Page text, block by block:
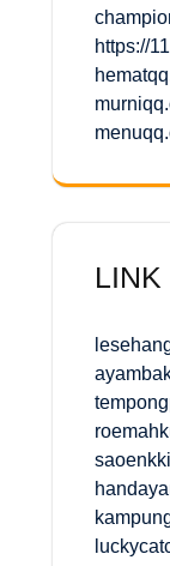
https://
LINK